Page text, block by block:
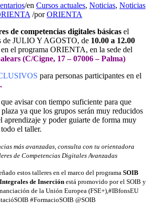
/en Cursos actuales, Noticias, Noticias
/porORIENTA
de competencias digitales básicas el
de JULIO Y AGOSTO, de 10.00 a 12.00
el programa ORIENTA, en la sede del
(C/Cigne, 17 – 07006 – Palma)
para personas participantes en el
avisar con tiempo suficiente para que
ya que los grupos serán muy reducidos
aprendizaje y poder guiarte de forma muy
el taller.
más avanzadas, consulta con tu orientadora
de Competencias Digitales Avanzadas
estos talleres en el marco del programa SOIB
de Inserción está promovido por el SOIB y
de la Unión Europea (FSE+),#IBfonsEU
#FormacioSOIB @SOIB